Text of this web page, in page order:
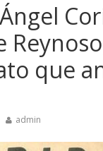
que
admin